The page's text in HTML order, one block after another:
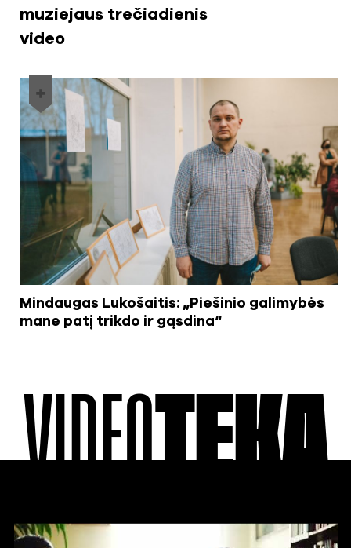
Mindaugas Lukošaitis: „Piešinio galimybės
mane patį trikdo ir gąsdina“
muziejaus trečiadienis
video
VIDEOTEKA